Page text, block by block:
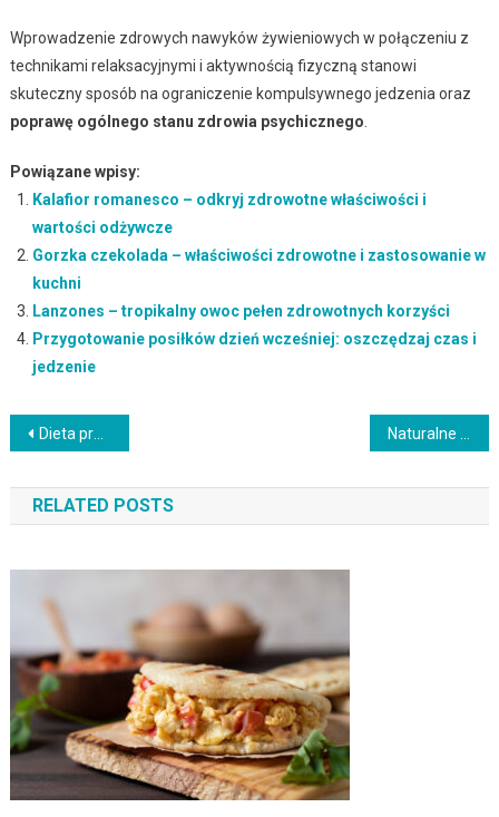
Wprowadzenie zdrowych nawyków żywieniowych w połączeniu z
technikami relaksacyjnymi i aktywnością fizyczną stanowi
skuteczny sposób na ograniczenie kompulsywnego jedzenia oraz
poprawę ogólnego stanu zdrowia psychicznego
Powiązane wpisy:
Kalafior romanesco – odkryj zdrowotne właściwości i
wartości odżywcze
Gorzka czekolada – właściwości zdrowotne i zastosowanie w
kuchni
Lanzones – tropikalny owoc pełen zdrowotnych korzyści
Przygotowanie posiłków dzień wcześniej: oszczędzaj czas i
jedzenie
Nawigacja
wpisu
Dieta przy cerze naczynkowej: co jeść i czego unikać?
RELATED POSTS